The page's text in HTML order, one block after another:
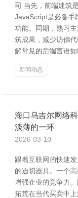
司 当先，前端建筑
JavaScript是必备手
功能。同期，熟习
筑成果，减少访佛
解常见的后端言语
新闻动态
海口乌吉尔网络
淡薄的一环
2026-03-10
跟着互联网的快速
的迫切器具。一个
增强企业的竞争力
拓荒在当代买卖中